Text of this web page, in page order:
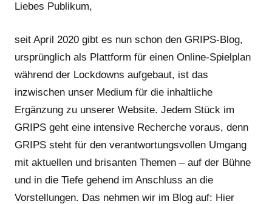
Liebes Publikum,
seit April 2020 gibt es nun schon den GRIPS-Blog,
ursprünglich als Plattform für einen Online-Spielplan
während der Lockdowns aufgebaut, ist das
inzwischen unser Medium für die inhaltliche
Ergänzung zu unserer Website. Jedem Stück im
GRIPS geht eine intensive Recherche voraus, denn
GRIPS steht für den verantwortungsvollen Umgang
mit aktuellen und brisanten Themen – auf der Bühne
und in die Tiefe gehend im Anschluss an die
Vorstellungen. Das nehmen wir im Blog auf: Hier